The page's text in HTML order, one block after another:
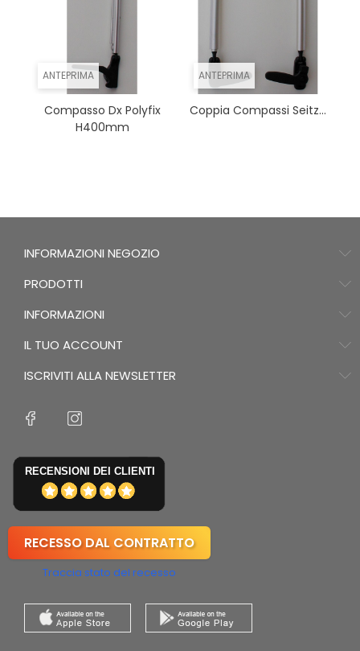
ANTEPRIMA
Compasso Dx Polyfix
H400mm
ANTEPRIMA
Coppia Compassi Seitz...
INFORMAZIONI NEGOZIO
PRODOTTI
INFORMAZIONI
IL TUO ACCOUNT
ISCRIVITI ALLA NEWSLETTER
RECENSIONI DEI CLIENTI
RECESSO DAL CONTRATTO
Traccia stato del recesso